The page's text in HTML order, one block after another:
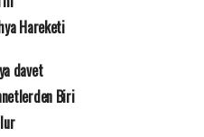
Hareketi
davet
Biri